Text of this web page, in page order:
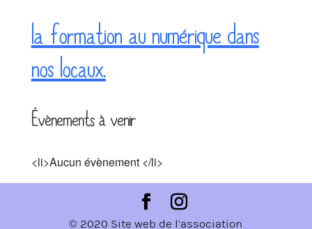
la formation au numérique dans
nos locaux.
Évènements à venir
<li>Aucun évènement </li>
© 2020 Site web de l’association